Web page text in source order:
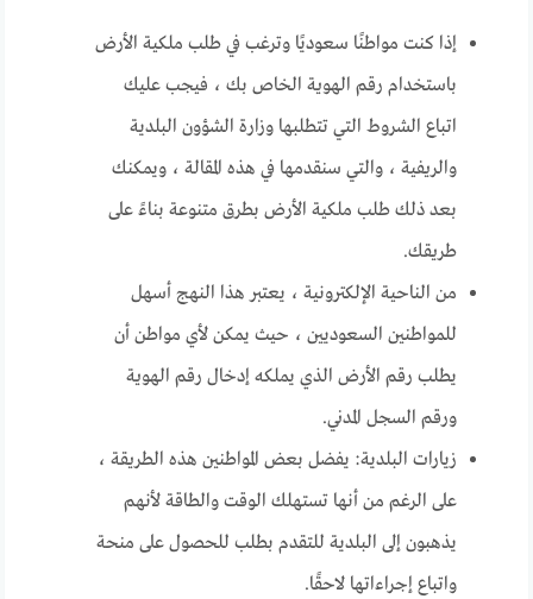
إذا كنت مواطنًا سعوديًا وترغب في طلب ملكية الأرض
باستخدام رقم الهوية الخاص بك ، فيجب عليك
اتباع الشروط التي تتطلبها وزارة الشؤون البلدية
والريفية ، والتي سنقدمها في هذه المقالة ، ويمكنك
بعد ذلك طلب ملكية الأرض بطرق متنوعة بناءً على
طريقك.
من الناحية الإلكترونية ، يعتبر هذا النهج أسهل
للمواطنين السعوديين ، حيث يمكن لأي مواطن أن
يطلب رقم الأرض الذي يملكه إدخال رقم الهوية
ورقم السجل المدني.
زيارات البلدية: يفضل بعض المواطنين هذه الطريقة ،
على الرغم من أنها تستهلك الوقت والطاقة لأنهم
يذهبون إلى البلدية للتقدم بطلب للحصول على منحة
واتباع إجراءاتها لاحقًا.